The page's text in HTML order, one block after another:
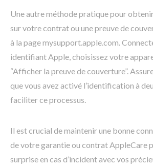
Une autre méthode pratique pour
sur votre contrat ou une preuve de
à la page mysupport.apple.com.
identifiant Apple, choisissez votre
“Afficher la preuve de couverture”.
que vous avez activé l’identification à
faciliter ce processus.
Il est crucial de maintenir une bonne
de votre garantie ou contrat AppleCare
surprise en cas d’incident avec vos